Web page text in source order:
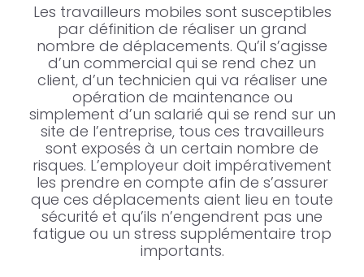
Les travailleurs mobiles sont susceptibles
par définition de réaliser un grand
nombre de déplacements. Qu’il s’agisse
d’un commercial qui se rend chez un
client, d’un technicien qui va réaliser une
opération de maintenance ou
simplement d’un salarié qui se rend sur un
site de l’entreprise, tous ces travailleurs
sont exposés à un certain nombre de
risques. L’employeur doit impérativement
les prendre en compte afin de s’assurer
que ces déplacements aient lieu en toute
sécurité et qu’ils n’engendrent pas une
fatigue ou un stress supplémentaire trop
importants.